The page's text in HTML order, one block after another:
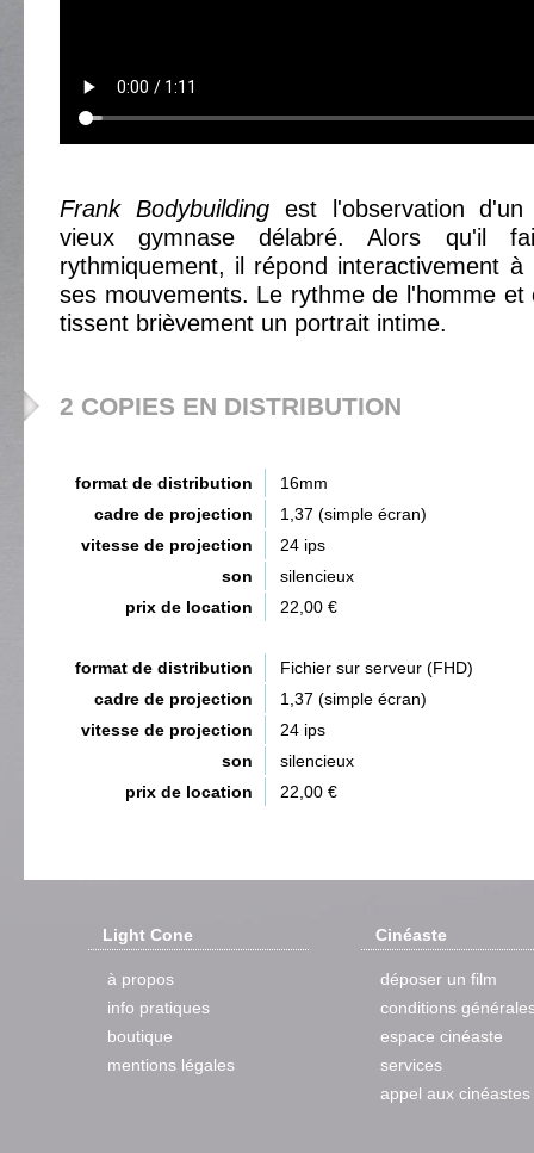
Frank Bodybuildingest l'observation d'un
vieux gymnase délabré. Alors qu'il
rythmiquement, il répond interactivement
ses mouvements. Le rythme de l'homme et
tissent brièvement un portrait intime.
2 COPIES EN DISTRIBUTION
format de distribution
16mm
cadre de projection
1,37 (simple écran)
vitesse de projection
24 ips
son
silencieux
prix de location
22,00 €
format de distribution
Fichier sur serveur (FHD)
cadre de projection
1,37 (simple écran)
vitesse de projection
24 ips
son
silencieux
prix de location
22,00 €
Light Cone
à propos
info pratiques
boutique
mentions légales
Cinéaste
déposer un film
conditions
espace cinéaste
services
appel aux cinéastes